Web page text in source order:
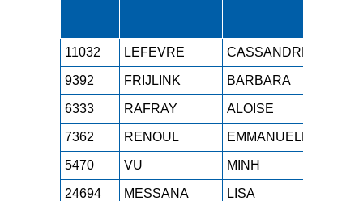
11032 LEFEVRE CASSANDRE
9392 FRIJLINK BARBARA
6333 RAFRAY ALOISE
7362 RENOUL EMMANUELLE
5470 VU MINH
24694 MESSANA LISA